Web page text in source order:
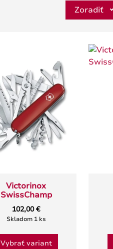
Zoradiť
Victorinox
SwissChamp
102,00 €
Skladom 1 ks
Vybrať variant